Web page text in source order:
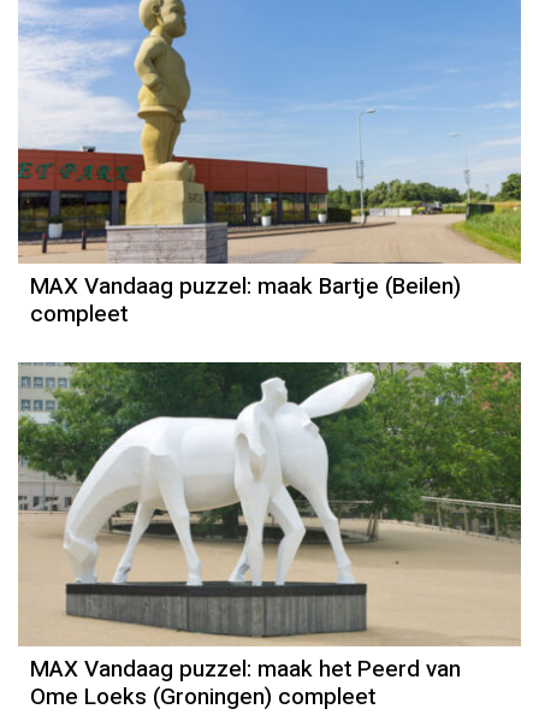
MAX Vandaag puzzel: maak Bartje (Beilen)
compleet
MAX Vandaag puzzel: maak het Peerd van
Ome Loeks (Groningen) compleet